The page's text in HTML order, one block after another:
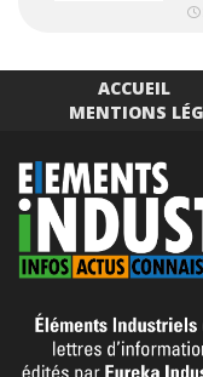
ACCUEIL
MENTIONS